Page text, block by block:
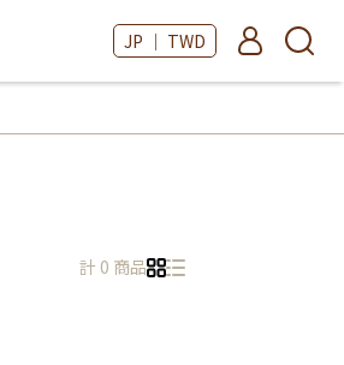
JP ｜ TWD
計 0 商品